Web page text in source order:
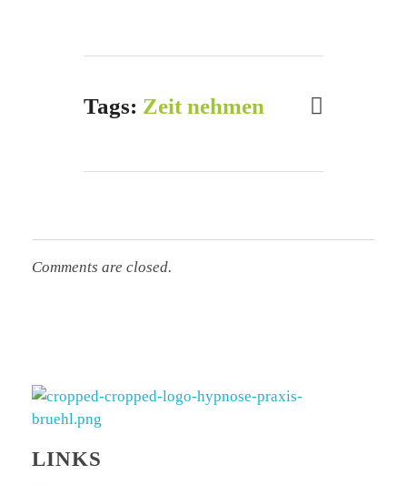
Tags: Zeit nehmen
Comments are closed.
LINKS